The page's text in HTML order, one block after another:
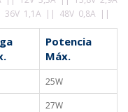
1,1A || 48V 0,8A ||
Potencia
Máx.
25W
27W